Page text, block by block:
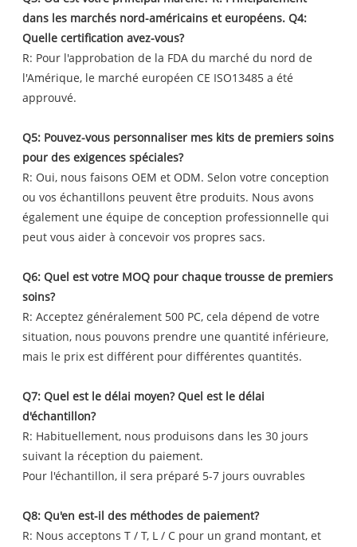
dans les marchés nord-américains et européens. Q4:
Quelle certification avez-vous?
R: Pour l'approbation de la FDA du marché du nord de
l'Amérique, le marché européen CE ISO13485 a été
approuvé.
Q5: Pouvez-vous personnaliser mes kits de premiers soins
pour des exigences spéciales?
R: Oui, nous faisons OEM et ODM. Selon votre conception
ou vos échantillons peuvent être produits. Nous avons
également une équipe de conception professionnelle qui
peut vous aider à concevoir vos propres sacs.
Q6: Quel est votre MOQ pour chaque trousse de premiers
soins?
R: Acceptez généralement 500 PC, cela dépend de votre
situation, nous pouvons prendre une quantité inférieure,
mais le prix est différent pour différentes quantités.
Q7: Quel est le délai moyen? Quel est le délai
d'échantillon?
R: Habituellement, nous produisons dans les 30 jours
suivant la réception du paiement.
Pour l'échantillon, il sera préparé 5-7 jours ouvrables
Q8: Qu'en est-il des méthodes de paiement?
R: Nous acceptons T / T, L / C pour un grand montant, et